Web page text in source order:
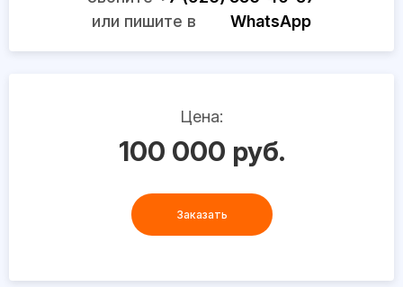
или пишите в
WhatsApp
Цена:
100 000 руб.
Заказать